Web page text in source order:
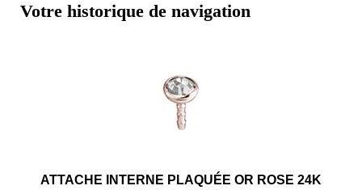
Votre historique de navigation
ATTACHE INTERNE PLAQUÉE OR ROSE 24K